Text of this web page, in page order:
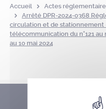
Accueil
Actes
Arrêté DPR-2024-0368
circulation et de stationnement
télécommunication du n°121 au
au 10 mai 2024